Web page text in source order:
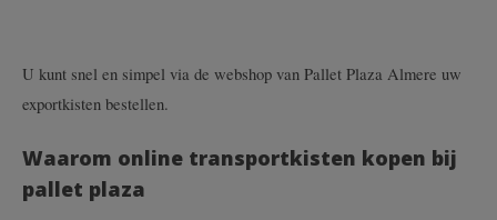
U kunt snel en simpel via de webshop van Pallet Plaza Almere uw
exportkisten bestellen.
Waarom online transportkisten kopen bij
pallet plaza